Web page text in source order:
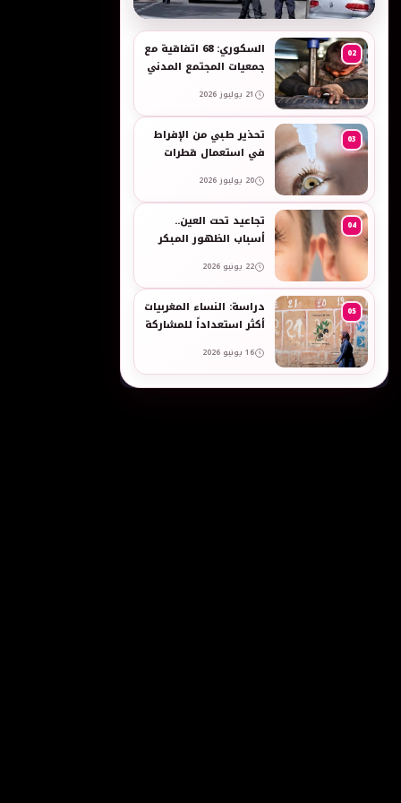
به
02
السكوري: 68 اتفاقية مع
جمعيات المجتمع المدني
والنساء في العمل
21 يوليوز 2026
03
تحذير طبي من الإفراط
في استعمال قطرات
المضيقة للأوعية
20 يوليوز 2026
04
تجاعيد تحت العين..
أسباب الظهور المبكر
بالبشرة الحساسة -
taroudant press
22 يونيو 2026
05
دراسة: النساء المغربيات
أكثر استعداداً للمشاركة
بالرجال
16 يونيو 2026